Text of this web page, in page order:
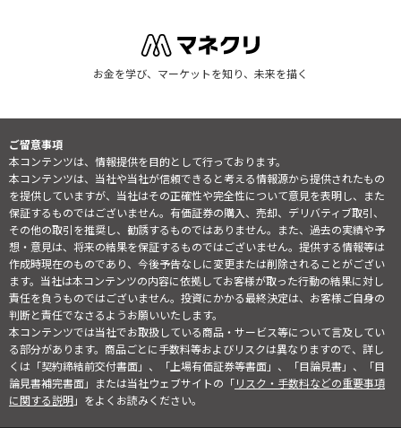
お金を学び、マーケットを知り、未来を描く
ご留意事項
本コンテンツは、情報提供を目的として行っております。
本コンテンツは、当社や当社が信頼できると考える情報源から提供されたもの
を提供していますが、当社はその正確性や完全性について意見を表明し、また
保証するものではございません。有価証券の購入、売却、デリバティブ取引、
その他の取引を推奨し、勧誘するものではありません。また、過去の実績や予
想・意見は、将来の結果を保証するものではございません。提供する情報等は
作成時現在のものであり、今後予告なしに変更または削除されることがござい
ます。当社は本コンテンツの内容に依拠してお客様が取った行動の結果に対し
責任を負うものではございません。投資にかかる最終決定は、お客様ご自身の
判断と責任でなさるようお願いいたします。
本コンテンツでは当社でお取扱している商品・サービス等について言及してい
る部分があります。商品ごとに手数料等およびリスクは異なりますので、詳し
くは「契約締結前交付書面」、「上場有価証券等書面」、「目論見書」、「目
論見書補完書面」または当社ウェブサイトの「リスク・手数料などの重要事項
に関する説明」をよくお読みください。